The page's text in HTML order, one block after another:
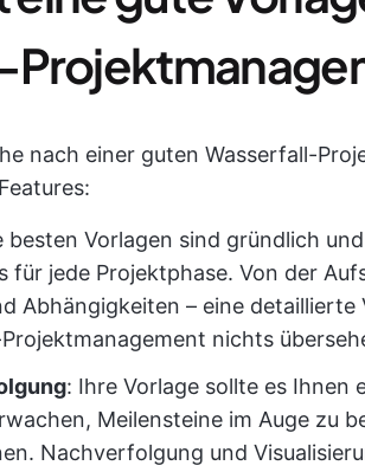
nach einer guten Wasserfall-
besten Vorlagen sind gründlich
für jede Projektphase. Von der
Abhängigkeiten – eine
nichts
: Ihre Vorlage sollte es
Meilensteine im Auge zu
Nachverfolgung und